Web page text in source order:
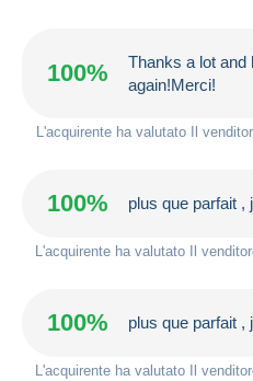
100%
Thanks a lot and
again!Merci!
L'acquirente ha valutato Il
100% plus que parfait ,
L'acquirente ha valutato Il
100% plus que parfait ,
L'acquirente ha valutato Il